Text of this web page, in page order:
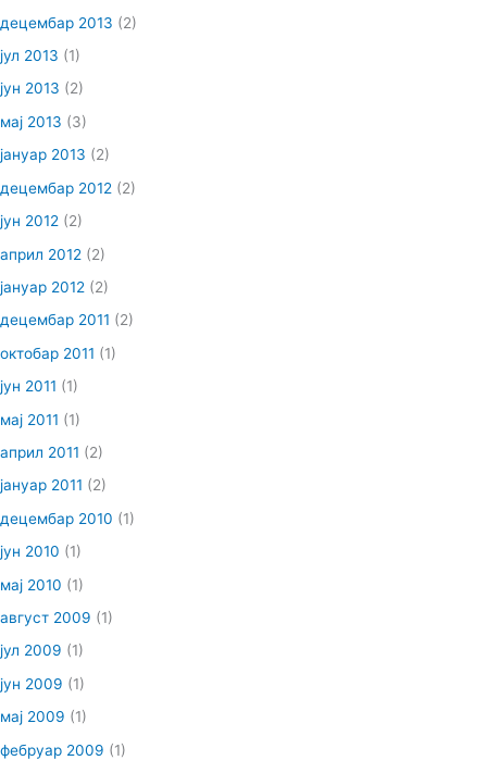
децембар 2013 (2)
јул 2013 (1)
јун 2013 (2)
мај 2013 (3)
јануар 2013 (2)
децембар 2012 (2)
јун 2012 (2)
април 2012 (2)
јануар 2012 (2)
децембар 2011 (2)
октобар 2011 (1)
јун 2011 (1)
мај 2011 (1)
април 2011 (2)
јануар 2011 (2)
децембар 2010 (1)
јун 2010 (1)
мај 2010 (1)
август 2009 (1)
јул 2009 (1)
јун 2009 (1)
мај 2009 (1)
фебруар 2009 (1)